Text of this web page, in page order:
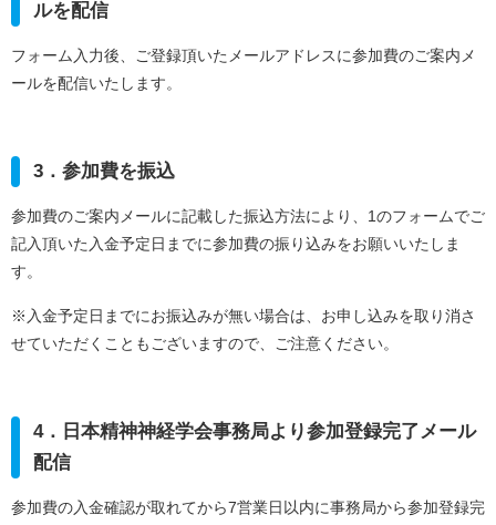
ルを配信
フォーム入力後、ご登録頂いたメールアドレスに参加費のご案内メ
ールを配信いたします。
3．参加費を振込
参加費のご案内メールに記載した振込方法により、1のフォームでご
記入頂いた入金予定日までに参加費の振り込みをお願いいたしま
す。
※入金予定日までにお振込みが無い場合は、お申し込みを取り消さ
せていただくこともございますので、ご注意ください。
4．日本精神神経学会事務局より参加登録完了メール
配信
参加費の入金確認が取れてから7営業日以内に事務局から参加登録完